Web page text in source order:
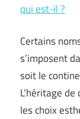
qui est-il ?
Certains
s’imposent
soit le
L’héritage
les choix